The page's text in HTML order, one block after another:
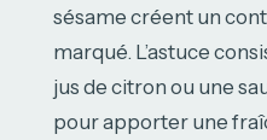
sésame créent un
marqué. L’astuce
jus de citron ou une
pour apporter une